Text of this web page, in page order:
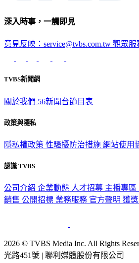
深入時事，一觸即見
意見反映：service@tvbs.com.tw 觀眾服
TVBS新聞網
關於我們 56新聞台節目表
政策與隱私
隱私權政策 性騷擾防治措施 網站使用
認識 TVBS
公司介紹 企業動態 人才招募 主播專區
銷售 公開招標 業務服務 官方聲明 獲
2026 © TVBS Media Inc. All Rights
光路451號 | 聯利媒體股份有限公司